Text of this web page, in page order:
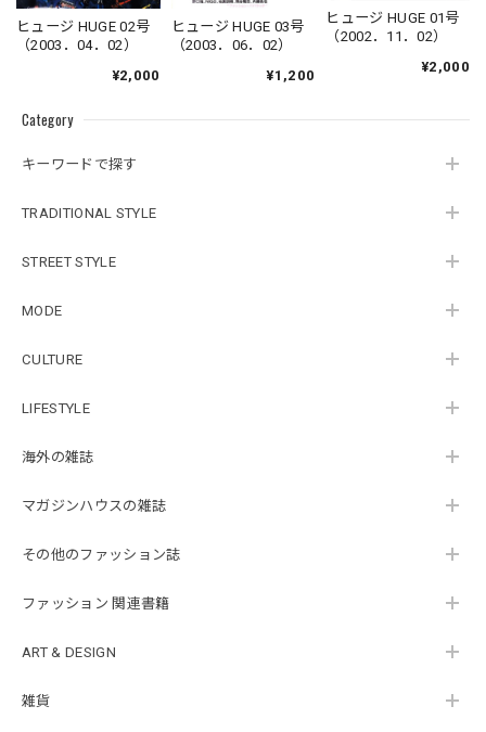
Category
キーワードで探す
TRADITIONAL STYLE
STREET STYLE
MODE
CULTURE
LIFESTYLE
海外の雑誌
マガジンハウスの雑誌
その他のファッション誌
ファッション 関連書籍
ART & DESIGN
雑貨
ヒュージ HUGE 02号
（2003．04．02）
¥2,000
ヒュージ HUGE 03号
（2003．06．02）
¥1,200
ヒュージ HUGE 01号
（2002．11．02）
¥2,000